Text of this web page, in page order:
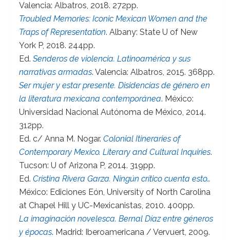
Valencia: Albatros, 2018. 272pp.
Troubled Memories: Iconic Mexican Women and the
Traps of Representation. Albany: State U of New
York P, 2018. 244pp.
Ed.Senderos de violencia. Latinoamérica y sus
narrativas armadas. Valencia: Albatros, 2015. 368pp.
Ser mujer y estar presente. Disidencias de género en
la literatura mexicana contemporánea. México:
Universidad Nacional Autónoma de México, 2014.
312pp.
Ed. c/ Anna M. Nogar.Colonial Itineraries of
Contemporary Mexico. Literary and Cultural Inquiries.
Tucson: U of Arizona P, 2014. 319pp.
Ed.Cristina Rivera Garza. Ningún crítico cuenta esto…
México: Ediciones Eón, University of North Carolina
at Chapel Hill y UC-Mexicanistas, 2010. 400pp.
La imaginación novelesca. Bernal Díaz entre géneros
y épocas. Madrid: Iberoamericana / Vervuert, 2009.